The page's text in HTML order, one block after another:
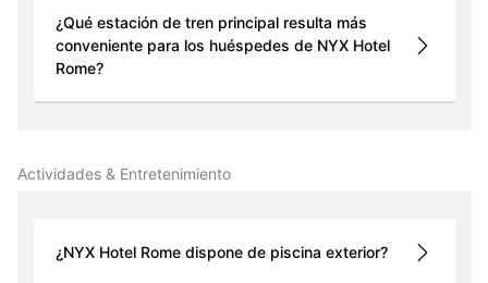
¿Qué estación de tren principal resulta más
conveniente para los huéspedes de NYX Hotel
Rome?
Actividades & Entretenimiento
¿NYX Hotel Rome dispone de piscina exterior?